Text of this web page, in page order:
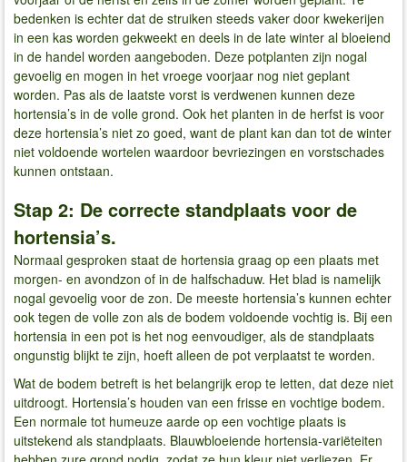
bedenken is echter dat de struiken steeds vaker door kwekerijen
in een kas worden gekweekt en deels in de late winter al bloeiend
in de handel worden aangeboden. Deze potplanten zijn nogal
gevoelig en mogen in het vroege voorjaar nog niet geplant
worden. Pas als de laatste vorst is verdwenen kunnen deze
hortensia’s in de volle grond. Ook het planten in de herfst is voor
deze hortensia’s niet zo goed, want de plant kan dan tot de winter
niet voldoende wortelen waardoor bevriezingen en vorstschades
kunnen ontstaan.
Stap 2: De correcte standplaats voor de
hortensia’s.
Normaal gesproken staat de hortensia graag op een plaats met
morgen- en avondzon of in de halfschaduw. Het blad is namelijk
nogal gevoelig voor de zon. De meeste hortensia’s kunnen echter
ook tegen de volle zon als de bodem voldoende vochtig is. Bij een
hortensia in een pot is het nog eenvoudiger, als de standplaats
ongunstig blijkt te zijn, hoeft alleen de pot verplaatst te worden.
Wat de bodem betreft is het belangrijk erop te letten, dat deze niet
uitdroogt. Hortensia’s houden van een frisse en vochtige bodem.
Een normale tot humeuze aarde op een vochtige plaats is
uitstekend als standplaats. Blauwbloeiende hortensia-variëteiten